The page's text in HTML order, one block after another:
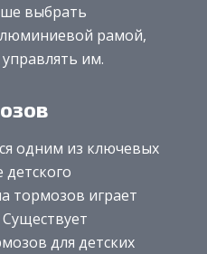
выбрать
рамой,
им.
одним из ключевых
тормозов играет
для детских